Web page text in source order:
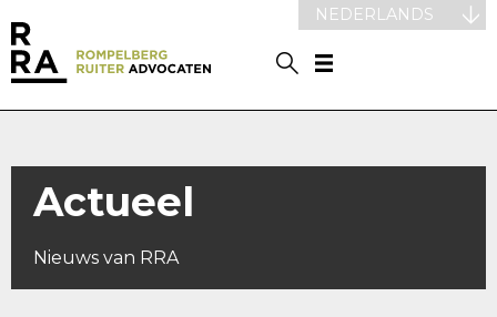
NEDERLANDS
Actueel
Nieuws van RRA